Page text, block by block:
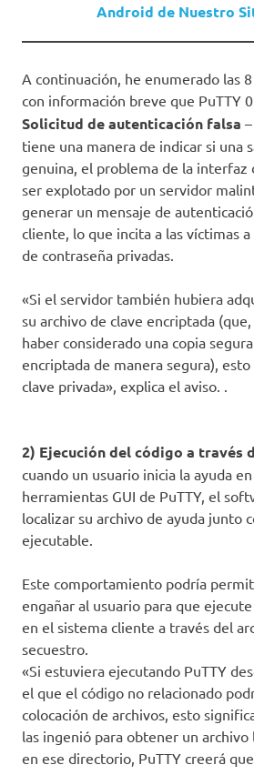
Android de Nuestro
A continuación, he enumerado las
con información breve que PuTTY
Solicitud de autenticación falsa
tiene una manera de indicar si una
genuina, el problema de la interfaz
ser explotado por un servidor
generar un mensaje de
cliente, lo que incita a las víctimas
de contraseña privadas.
«Si el servidor también hubiera
su archivo de clave encriptada
haber considerado una copia
encriptada de manera segura), esto
clave privada», explica el aviso. .
2) Ejecución del código a través
cuando un usuario inicia la ayuda
herramientas GUI de PuTTY, el
localizar su archivo de ayuda junto
ejecutable.
Este comportamiento podría
engañar al usuario para que
en el sistema cliente a través del
secuestro.
«Si estuviera ejecutando PuTTY
el que el código no relacionado
colocación de archivos, esto
las ingenió para obtener un
en ese directorio, PuTTY creerá